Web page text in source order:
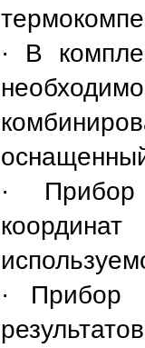
· В
· Прибор
· Прибор